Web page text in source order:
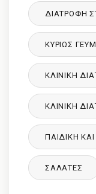
ΔΙΑΤΡΟΦΉ
ΚΥΡΙΩΣ
ΚΛΙΝΙΚΉ
ΚΛΙΝΙΚΉ
ΠΑΙΔΙΚΉ
ΣΑΛΑΤΕΣ